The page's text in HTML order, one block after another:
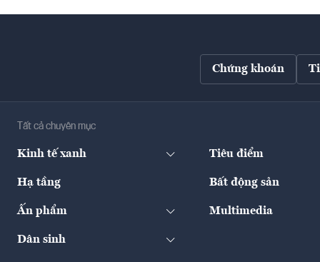
Chứng khoán
Tất cả chuyên mục
Kinh tế xanh Tiêu điểm
Hạ tầng Bất động sản
Ấn phẩm Multimedia
Dân sinh